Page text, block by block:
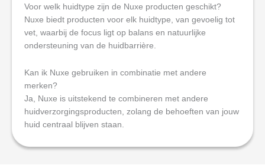
Voor welk huidtype zijn de Nuxe producten geschikt?
Nuxe biedt producten voor elk huidtype, van gevoelig tot
vet, waarbij de focus ligt op balans en natuurlijke
ondersteuning van de huidbarrière.
Kan ik Nuxe gebruiken in combinatie met andere
merken?
Ja, Nuxe is uitstekend te combineren met andere
huidverzorgingsproducten, zolang de behoeften van jouw
huid centraal blijven staan.